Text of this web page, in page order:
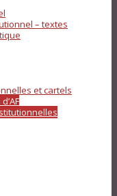
– textes
et cartels